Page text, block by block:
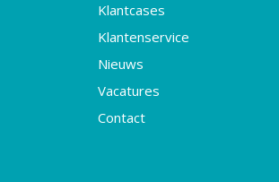
Klantcases
Klantenservice
Nieuws
Vacatures
Contact